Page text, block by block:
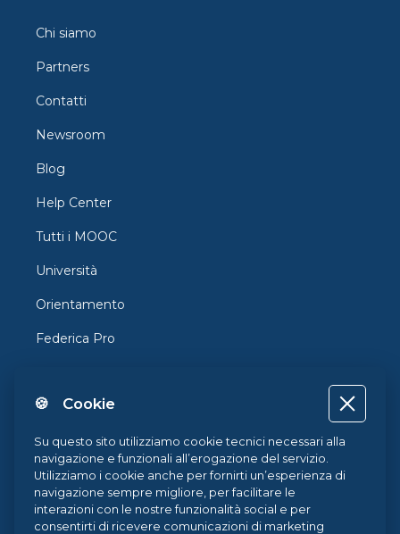
Chi siamo
Partners
Contatti
Newsroom
Blog
Help Center
Tutti i MOOC
Università
Orientamento
Federica Pro
Federica Coursera
Accessibilità
Privacy
Termini e Condizioni
🍪 Cookie
Su questo sito utilizziamo cookie tecnici necessari alla
navigazione e funzionali all’erogazione del servizio.
Utilizziamo i cookie anche per fornirti un’esperienza di
navigazione sempre migliore, per facilitare le
interazioni con le nostre funzionalità social e per
consentirti di ricevere comunicazioni di marketing